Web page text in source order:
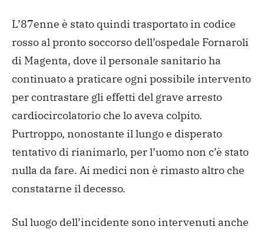
L’87enne è stato quindi trasportato in codice
rosso al pronto soccorso dell’ospedale Fornaroli
di Magenta, dove il personale sanitario ha
continuato a praticare ogni possibile intervento
per contrastare gli effetti del grave arresto
cardiocircolatorio che lo aveva colpito.
Purtroppo, nonostante il lungo e disperato
tentativo di rianimarlo, per l’uomo non c’è stato
nulla da fare. Ai medici non è rimasto altro che
constatarne il decesso.
Sul luogo dell’incidente sono intervenuti anche